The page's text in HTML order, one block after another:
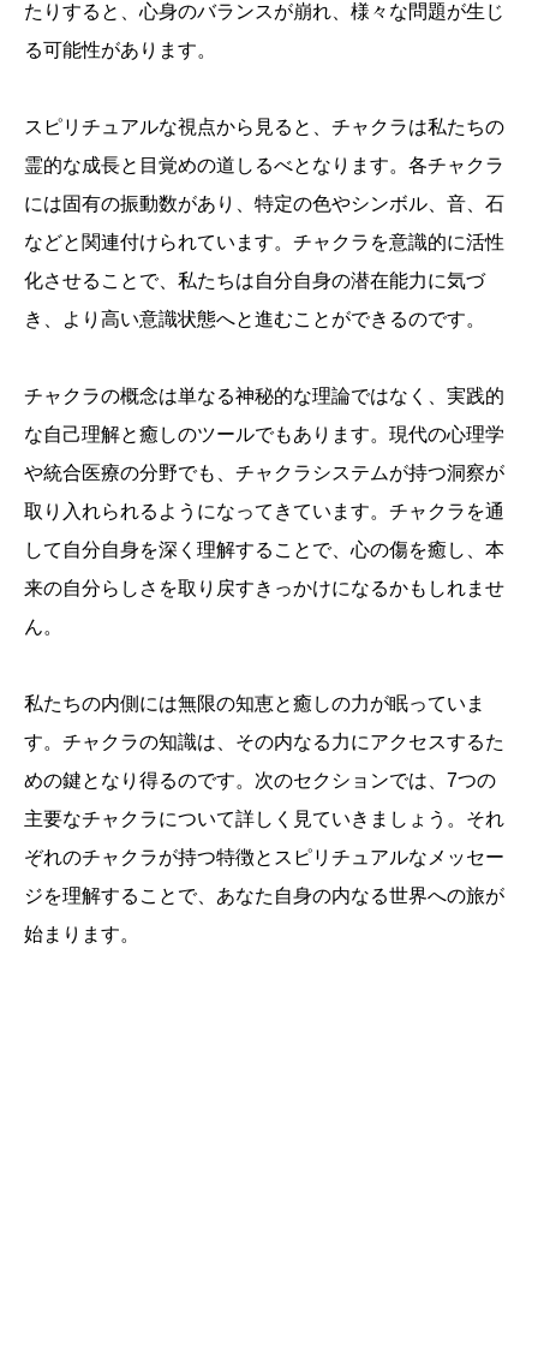
たりすると、心身のバランスが崩れ、様々な問題が生じ
る可能性があります。
スピリチュアルな視点から見ると、チャクラは私たちの
霊的な成長と目覚めの道しるべとなります。各チャクラ
には固有の振動数があり、特定の色やシンボル、音、石
などと関連付けられています。チャクラを意識的に活性
化させることで、私たちは自分自身の潜在能力に気づ
き、より高い意識状態へと進むことができるのです。
チャクラの概念は単なる神秘的な理論ではなく、実践的
な自己理解と癒しのツールでもあります。現代の心理学
や統合医療の分野でも、チャクラシステムが持つ洞察が
取り入れられるようになってきています。チャクラを通
して自分自身を深く理解することで、心の傷を癒し、本
来の自分らしさを取り戻すきっかけになるかもしれませ
ん。
私たちの内側には無限の知恵と癒しの力が眠っていま
す。チャクラの知識は、その内なる力にアクセスするた
めの鍵となり得るのです。次のセクションでは、7つの
主要なチャクラについて詳しく見ていきましょう。それ
ぞれのチャクラが持つ特徴とスピリチュアルなメッセー
ジを理解することで、あなた自身の内なる世界への旅が
始まります。